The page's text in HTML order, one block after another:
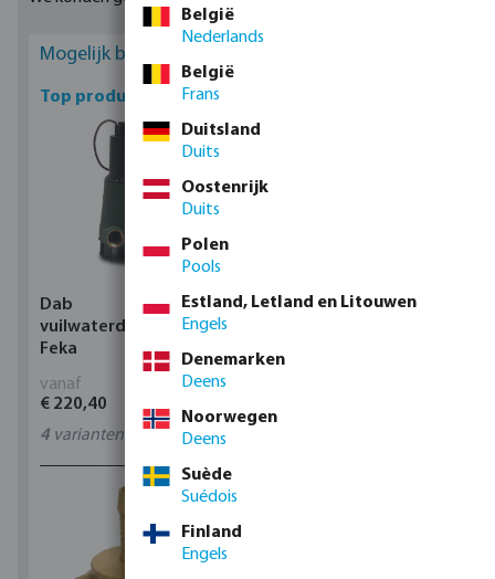
Mogelijk bent u geïnteresseerd
Top producten
Dab
vuilwaterdompelpomp,
Feka
vanaf
€ 220,40
4 varianten
Profec Kogelkraan
binnendraad type 100
België
Nederlands
België
Frans
Duitsland
Duits
Oostenrijk
Duits
Polen
Pools
Estland, Letland en Litouwen
Engels
Denemarken
Deens
Noorwegen
Deens
Suède
Suédois
Finland
Engels